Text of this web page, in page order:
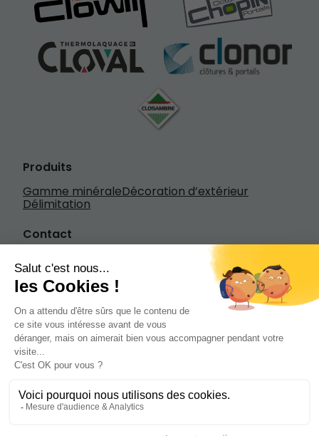
Produits
Gamme minéraleDécoration d’extérieur
Délimitation
Contact
Écrivez-nous
+33 3 20 84 79 84
1601 rue Henry Fievet, 59310 Beuvry-la-
de 7h à 18h30 du lundi au vendredi de 8h à
13h le samedi
Mentions légales